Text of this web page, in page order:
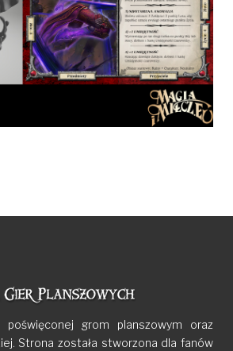
grom planszowym oraz
Strona została stworzona dla fanów